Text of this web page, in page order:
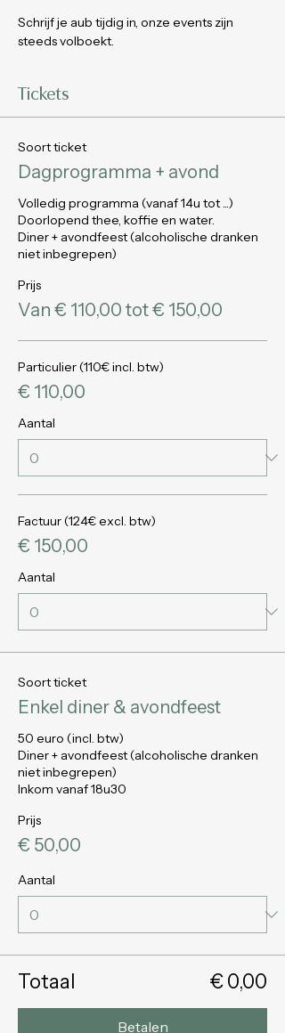
Schrijf je aub tijdig in, onze events zijn
steeds volboekt.
Tickets
Soort ticket
Dagprogramma + avond
Volledig programma (vanaf 14u tot ...)
Doorlopend thee, koffie en water.
Diner + avondfeest (alcoholische dranken
niet inbegrepen)
Prijs
Van € 110,00 tot € 150,00
Particulier (110€ incl. btw)
€ 110,00
Aantal
Factuur (124€ excl. btw)
€ 150,00
Aantal
Soort ticket
Enkel diner & avondfeest
50 euro (incl. btw)
Diner + avondfeest (alcoholische dranken
niet inbegrepen)
Prijs
€ 50,00
Aantal
Totaal € 0,00
Betalen